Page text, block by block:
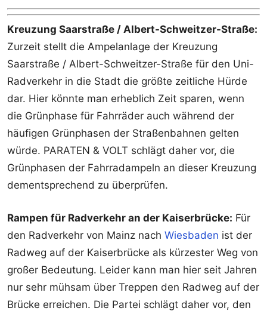
Kreuzung Saarstraße / Albert-Schweitzer-Straße:
Zurzeit stellt die Ampelanlage der Kreuzung
Saarstraße / Albert-Schweitzer-Straße für den Uni-
Radverkehr in die Stadt die größte zeitliche Hürde
dar. Hier könnte man erheblich Zeit sparen, wenn
die Grünphase für Fahrräder auch während der
häufigen Grünphasen der Straßenbahnen gelten
würde. PARATEN & VOLT schlägt daher vor, die
Grünphasen der Fahrradampeln an dieser Kreuzung
dementsprechend zu überprüfen.
Rampen für Radverkehr an der Kaiserbrücke: Für
den Radverkehr von Mainz nach Wiesbaden ist der
Radweg auf der Kaiserbrücke als kürzester Weg von
großer Bedeutung. Leider kann man hier seit Jahren
nur sehr mühsam über Treppen den Radweg auf der
Brücke erreichen. Die Partei schlägt daher vor, den